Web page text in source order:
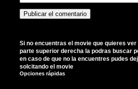
Si no encuentras el movie que quieres
parte superior derecha la podras buscar
en caso de que no la encuentres pudes
solcitando el movie
Opciones rápidas